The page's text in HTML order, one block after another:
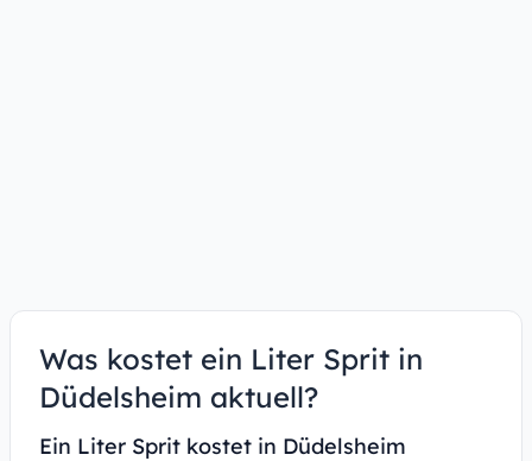
Was kostet ein Liter Sprit in
Düdelsheim aktuell?
Ein Liter Sprit kostet in Düdelsheim